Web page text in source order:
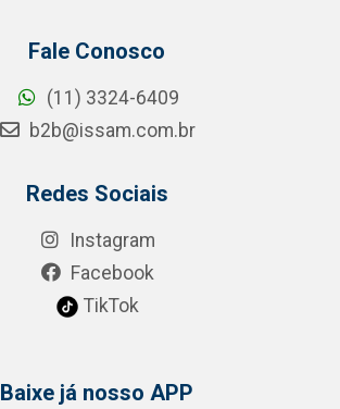
Fale Conosco
(11) 3324-6409
b2b@issam.com.br
Redes Sociais
Instagram
Facebook
TikTok
Baixe já nosso APP